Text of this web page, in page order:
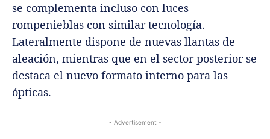
se complementa incluso con luces
rompenieblas con similar tecnología.
Lateralmente dispone de nuevas llantas de
aleación, mientras que en el sector posterior se
destaca el nuevo formato interno para las
ópticas.
- Advertisement -